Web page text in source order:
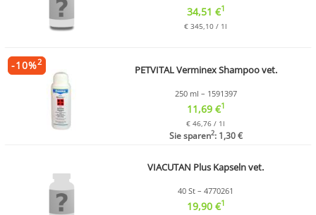
34,51 €1
€ 345,10 / 1l
PETVITAL Verminex Shampoo vet.
250 ml – 1591397
11,69 €1
€ 46,76 / 1l
Sie sparen2: 1,30 €
-10%2
VIACUTAN Plus Kapseln vet.
40 St – 4770261
19,90 €1